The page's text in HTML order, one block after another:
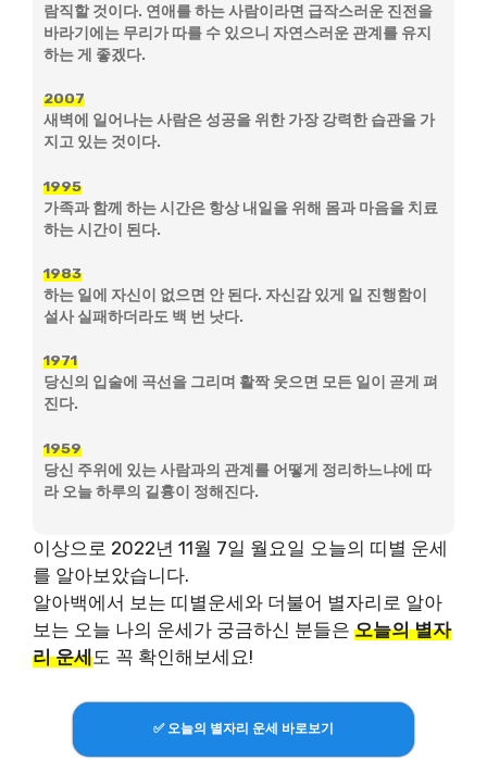
람직할 것이다. 연애를 하는 사람이라면 급작스러운 진전을
바라기에는 무리가 따를 수 있으니 자연스러운 관계를 유지
하는 게 좋겠다.
2007
새벽에 일어나는 사람은 성공을 위한 가장 강력한 습관을 가
지고 있는 것이다.
1995
가족과 함께 하는 시간은 항상 내일을 위해 몸과 마음을 치료
하는 시간이 된다.
1983
하는 일에 자신이 없으면 안 된다. 자신감 있게 일 진행함이
설사 실패하더라도 백 번 낫다.
1971
당신의 입술에 곡선을 그리며 활짝 웃으면 모든 일이 곧게 펴
진다.
1959
당신 주위에 있는 사람과의 관계를 어떻게 정리하느냐에 따
라 오늘 하루의 길흉이 정해진다.
이상으로 2022년 11월 7일 월요일 오늘의 띠별 운세
를 알아보았습니다.
알아백에서 보는 띠별운세와 더불어 별자리로 알아
보는 오늘 나의 운세가 궁금하신 분들은 오늘의 별자
리 운세도 꼭 확인해보세요!
✅ 오늘의 별자리 운세 바로보기